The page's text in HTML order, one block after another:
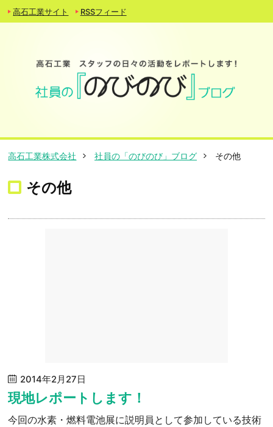
高石工業サイト RSSフィード
高石工業株式会社 社員の「のびのび」ブログ その他
その他
2014年2月27日
現地レポートします！
今回の水素・燃料電池展に説明員として参加している技術